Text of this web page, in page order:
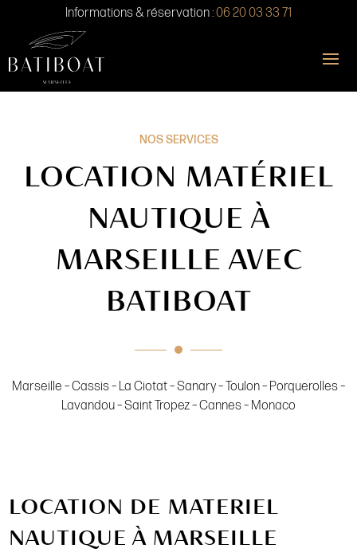
Informations & réservation :06 20 03 33 71
NOS SERVICES
LOCATION MATÉRIEL
NAUTIQUE À
MARSEILLE AVEC
BATIBOAT
Marseille – Cassis – La Ciotat – Sanary – Toulon – Porquerolles –
Lavandou – Saint Tropez – Cannes – Monaco
LOCATION DE MATERIEL
NAUTIQUE À MARSEILLE